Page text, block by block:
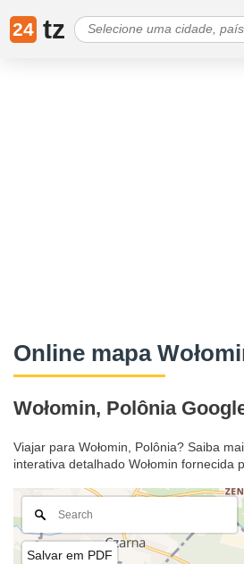
24 tz
Online mapa
Wołomin, Polônia
Viajar para Wołomin, Polônia? Saiba
interativa detalhado Wołomin fornecida
Salvar em PDF